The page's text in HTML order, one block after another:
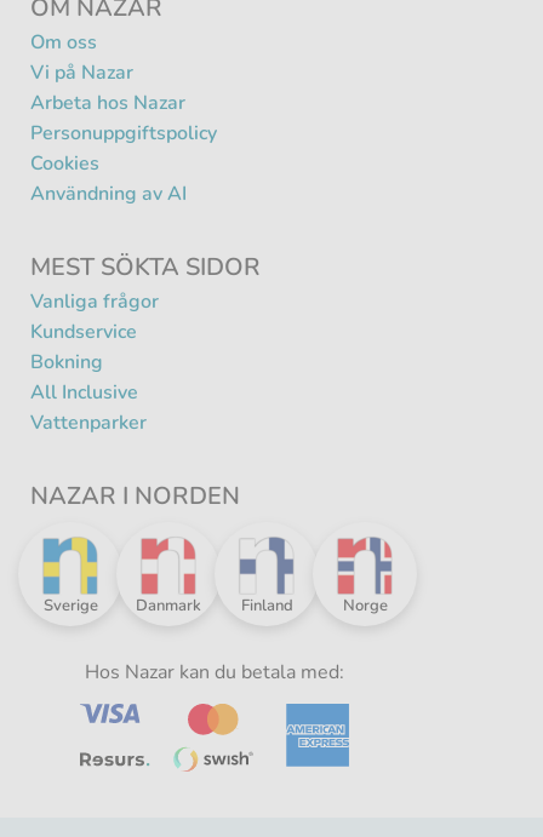
OM NAZAR
Om oss
Vi på Nazar
Arbeta hos Nazar
Personuppgiftspolicy
Cookies
Användning av AI
MEST SÖKTA SIDOR
Vanliga frågor
Kundservice
Bokning
All Inclusive
Vattenparker
NAZAR I NORDEN
Nazar
Sverige
Nazar
-
Danmark
Nazar
-
Finland
Nazar
-
Norge
Hos Nazar kan du betala med: